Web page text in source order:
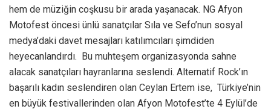
hem de müziğin coşkusu bir arada yaşanacak. NG Afyon
Motofest öncesi ünlü sanatçılar Sıla ve Sefo’nun sosyal
medya’daki davet mesajları katılımcıları şimdiden
heyecanlandırdı. Bu muhteşem organizasyonda sahne
alacak sanatçıları hayranlarına seslendi. Alternatif Rock’ın
başarılı kadın seslendiren olan Ceylan Ertem ise, Türkiye’nin
en büyük festivallerinden olan Afyon Motofest’te 4 Eylül’de